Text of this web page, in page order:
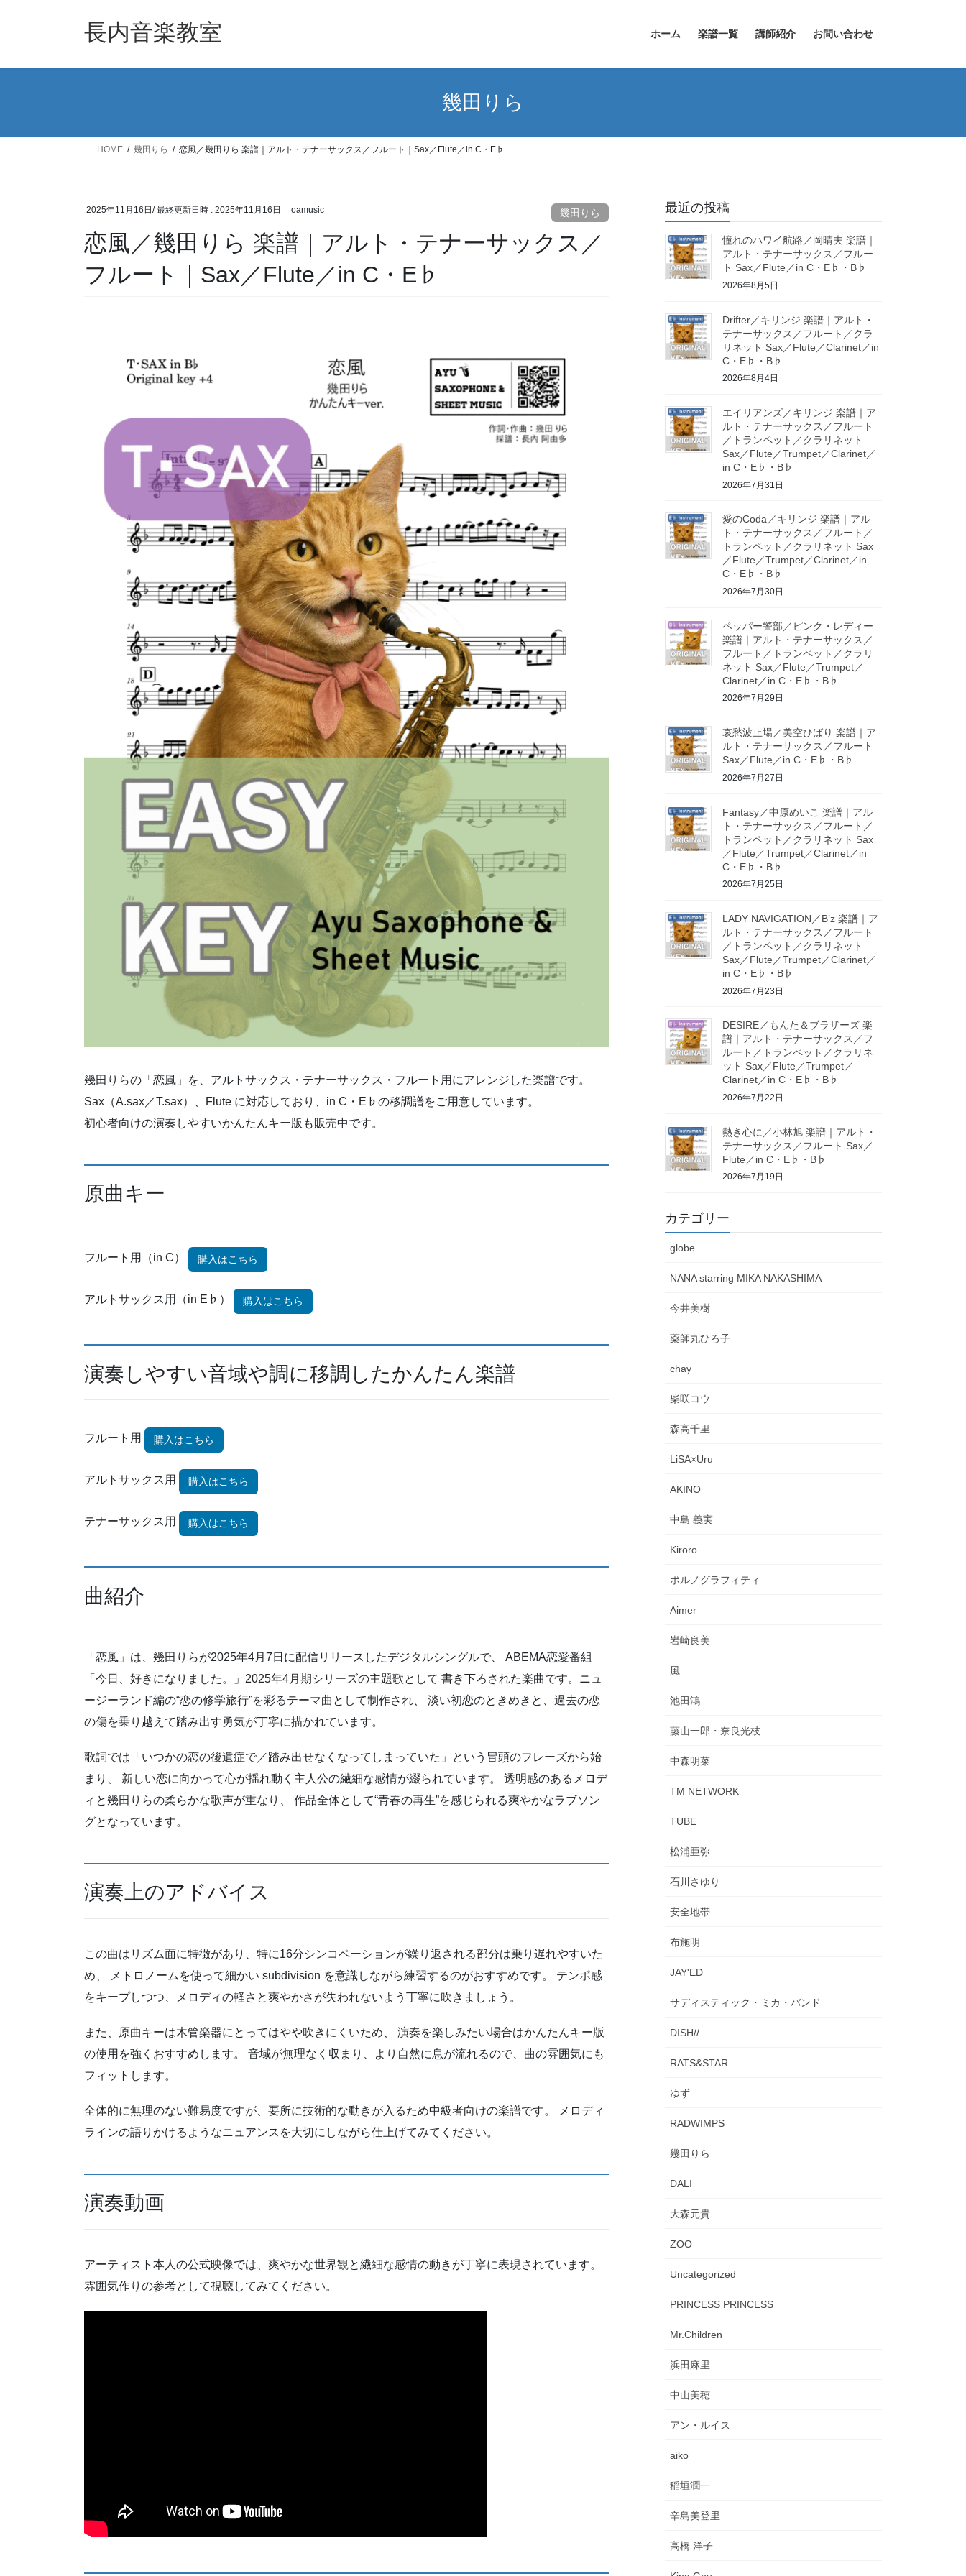
長内音楽教室 ホーム 楽譜一覧 講師紹介 お問い合わせ
幾田りら
HOME 幾田りら 恋風／幾田りら 楽譜｜アルト・テナーサックス／フルート｜Sax／Flute／in C・E♭
2025年11月16日 / 最終更新日時 : 2025年11月16日 oamusic 幾田りら
恋風／幾田りら 楽譜｜アルト・テナーサックス／
フルート｜Sax／Flute／in C・E♭
幾田りらの「恋風」を、アルトサックス・テナーサックス・フルート用にアレンジした楽譜です。
Sax（A.sax／T.sax）、Flute に対応しており、in C・E♭の移調譜をご用意しています。
初心者向けの演奏しやすいかんたんキー版も販売中です。
原曲キー
フルート用（in C） 購入はこちら
アルトサックス用（in E♭） 購入はこちら
演奏しやすい音域や調に移調したかんたん楽譜
フルート用 購入はこちら
アルトサックス用 購入はこちら
テナーサックス用 購入はこちら
曲紹介
「恋風」は、幾田りらが2025年4月7日に配信リリースしたデジタルシングルで、 ABEMA恋愛番組
「今日、好きになりました。」2025年4月期シリーズの主題歌として 書き下ろされた楽曲です。ニュ
ージーランド編の“恋の修学旅行”を彩るテーマ曲として制作され、 淡い初恋のときめきと、過去の恋
の傷を乗り越えて踏み出す勇気が丁寧に描かれています。
歌詞では「いつかの恋の後遺症で／踏み出せなくなってしまっていた」という冒頭のフレーズから始
まり、 新しい恋に向かって心が揺れ動く主人公の繊細な感情が綴られています。 透明感のあるメロデ
ィと幾田りらの柔らかな歌声が重なり、 作品全体として“青春の再生”を感じられる爽やかなラブソン
グとなっています。
演奏上のアドバイス
この曲はリズム面に特徴があり、特に16分シンコペーションが繰り返される部分は乗り遅れやすいた
め、 メトロノームを使って細かい subdivision を意識しながら練習するのがおすすめです。 テンポ感
をキープしつつ、メロディの軽さと爽やかさが失われないよう丁寧に吹きましょう。
また、原曲キーは木管楽器にとってはやや吹きにくいため、 演奏を楽しみたい場合はかんたんキー版
の使用を強くおすすめします。 音域が無理なく収まり、より自然に息が流れるので、曲の雰囲気にも
フィットします。
全体的に無理のない難易度ですが、要所に技術的な動きが入るため中級者向けの楽譜です。 メロディ
ラインの語りかけるようなニュアンスを大切にしながら仕上げてみてください。
演奏動画
アーティスト本人の公式映像では、爽やかな世界観と繊細な感情の動きが丁寧に表現されています。
雰囲気作りの参考として視聴してみてください。
最近の投稿
憧れのハワイ航路／岡晴夫 楽譜｜
アルト・テナーサックス／フルー
ト Sax／Flute／in C・E♭・B♭
2026年8月5日
Drifter／キリンジ 楽譜｜アルト・
テナーサックス／フルート／クラ
リネット Sax／Flute／Clarinet／in
C・E♭・B♭
2026年8月4日
エイリアンズ／キリンジ 楽譜｜ア
ルト・テナーサックス／フルート
／トランペット／クラリネット
Sax／Flute／Trumpet／Clarinet／
in C・E♭・B♭
2026年7月31日
愛のCoda／キリンジ 楽譜｜アル
ト・テナーサックス／フルート／
トランペット／クラリネット Sax
／Flute／Trumpet／Clarinet／in
C・E♭・B♭
2026年7月30日
ペッパー警部／ピンク・レディー
楽譜｜アルト・テナーサックス／
フルート／トランペット／クラリ
ネット Sax／Flute／Trumpet／
Clarinet／in C・E♭・B♭
2026年7月29日
哀愁波止場／美空ひばり 楽譜｜ア
ルト・テナーサックス／フルート
Sax／Flute／in C・E♭・B♭
2026年7月27日
Fantasy／中原めいこ 楽譜｜アル
ト・テナーサックス／フルート／
トランペット／クラリネット Sax
／Flute／Trumpet／Clarinet／in
C・E♭・B♭
2026年7月25日
LADY NAVIGATION／B’z 楽譜｜ア
ルト・テナーサックス／フルート
／トランペット／クラリネット
Sax／Flute／Trumpet／Clarinet／
in C・E♭・B♭
2026年7月23日
DESIRE／もんた＆ブラザーズ 楽
譜｜アルト・テナーサックス／フ
ルート／トランペット／クラリネ
ット Sax／Flute／Trumpet／
Clarinet／in C・E♭・B♭
2026年7月22日
熱き心に／小林旭 楽譜｜アルト・
テナーサックス／フルート Sax／
Flute／in C・E♭・B♭
2026年7月19日
カテゴリー
globe
NANA starring MIKA NAKASHIMA
今井美樹
薬師丸ひろ子
chay
柴咲コウ
森高千里
LiSA×Uru
AKINO
中島 義実
Kiroro
ポルノグラフィティ
Aimer
岩崎良美
風
池田鴻
藤山一郎・奈良光枝
中森明菜
TM NETWORK
TUBE
松浦亜弥
石川さゆり
安全地帯
布施明
JAY'ED
サディスティック・ミカ・バンド
DISH//
RATS&STAR
ゆず
RADWIMPS
幾田りら
DALI
大森元貴
ZOO
Uncategorized
PRINCESS PRINCESS
Mr.Children
浜田麻里
中山美穂
アン・ルイス
aiko
稲垣潤一
辛島美登里
高橋 洋子